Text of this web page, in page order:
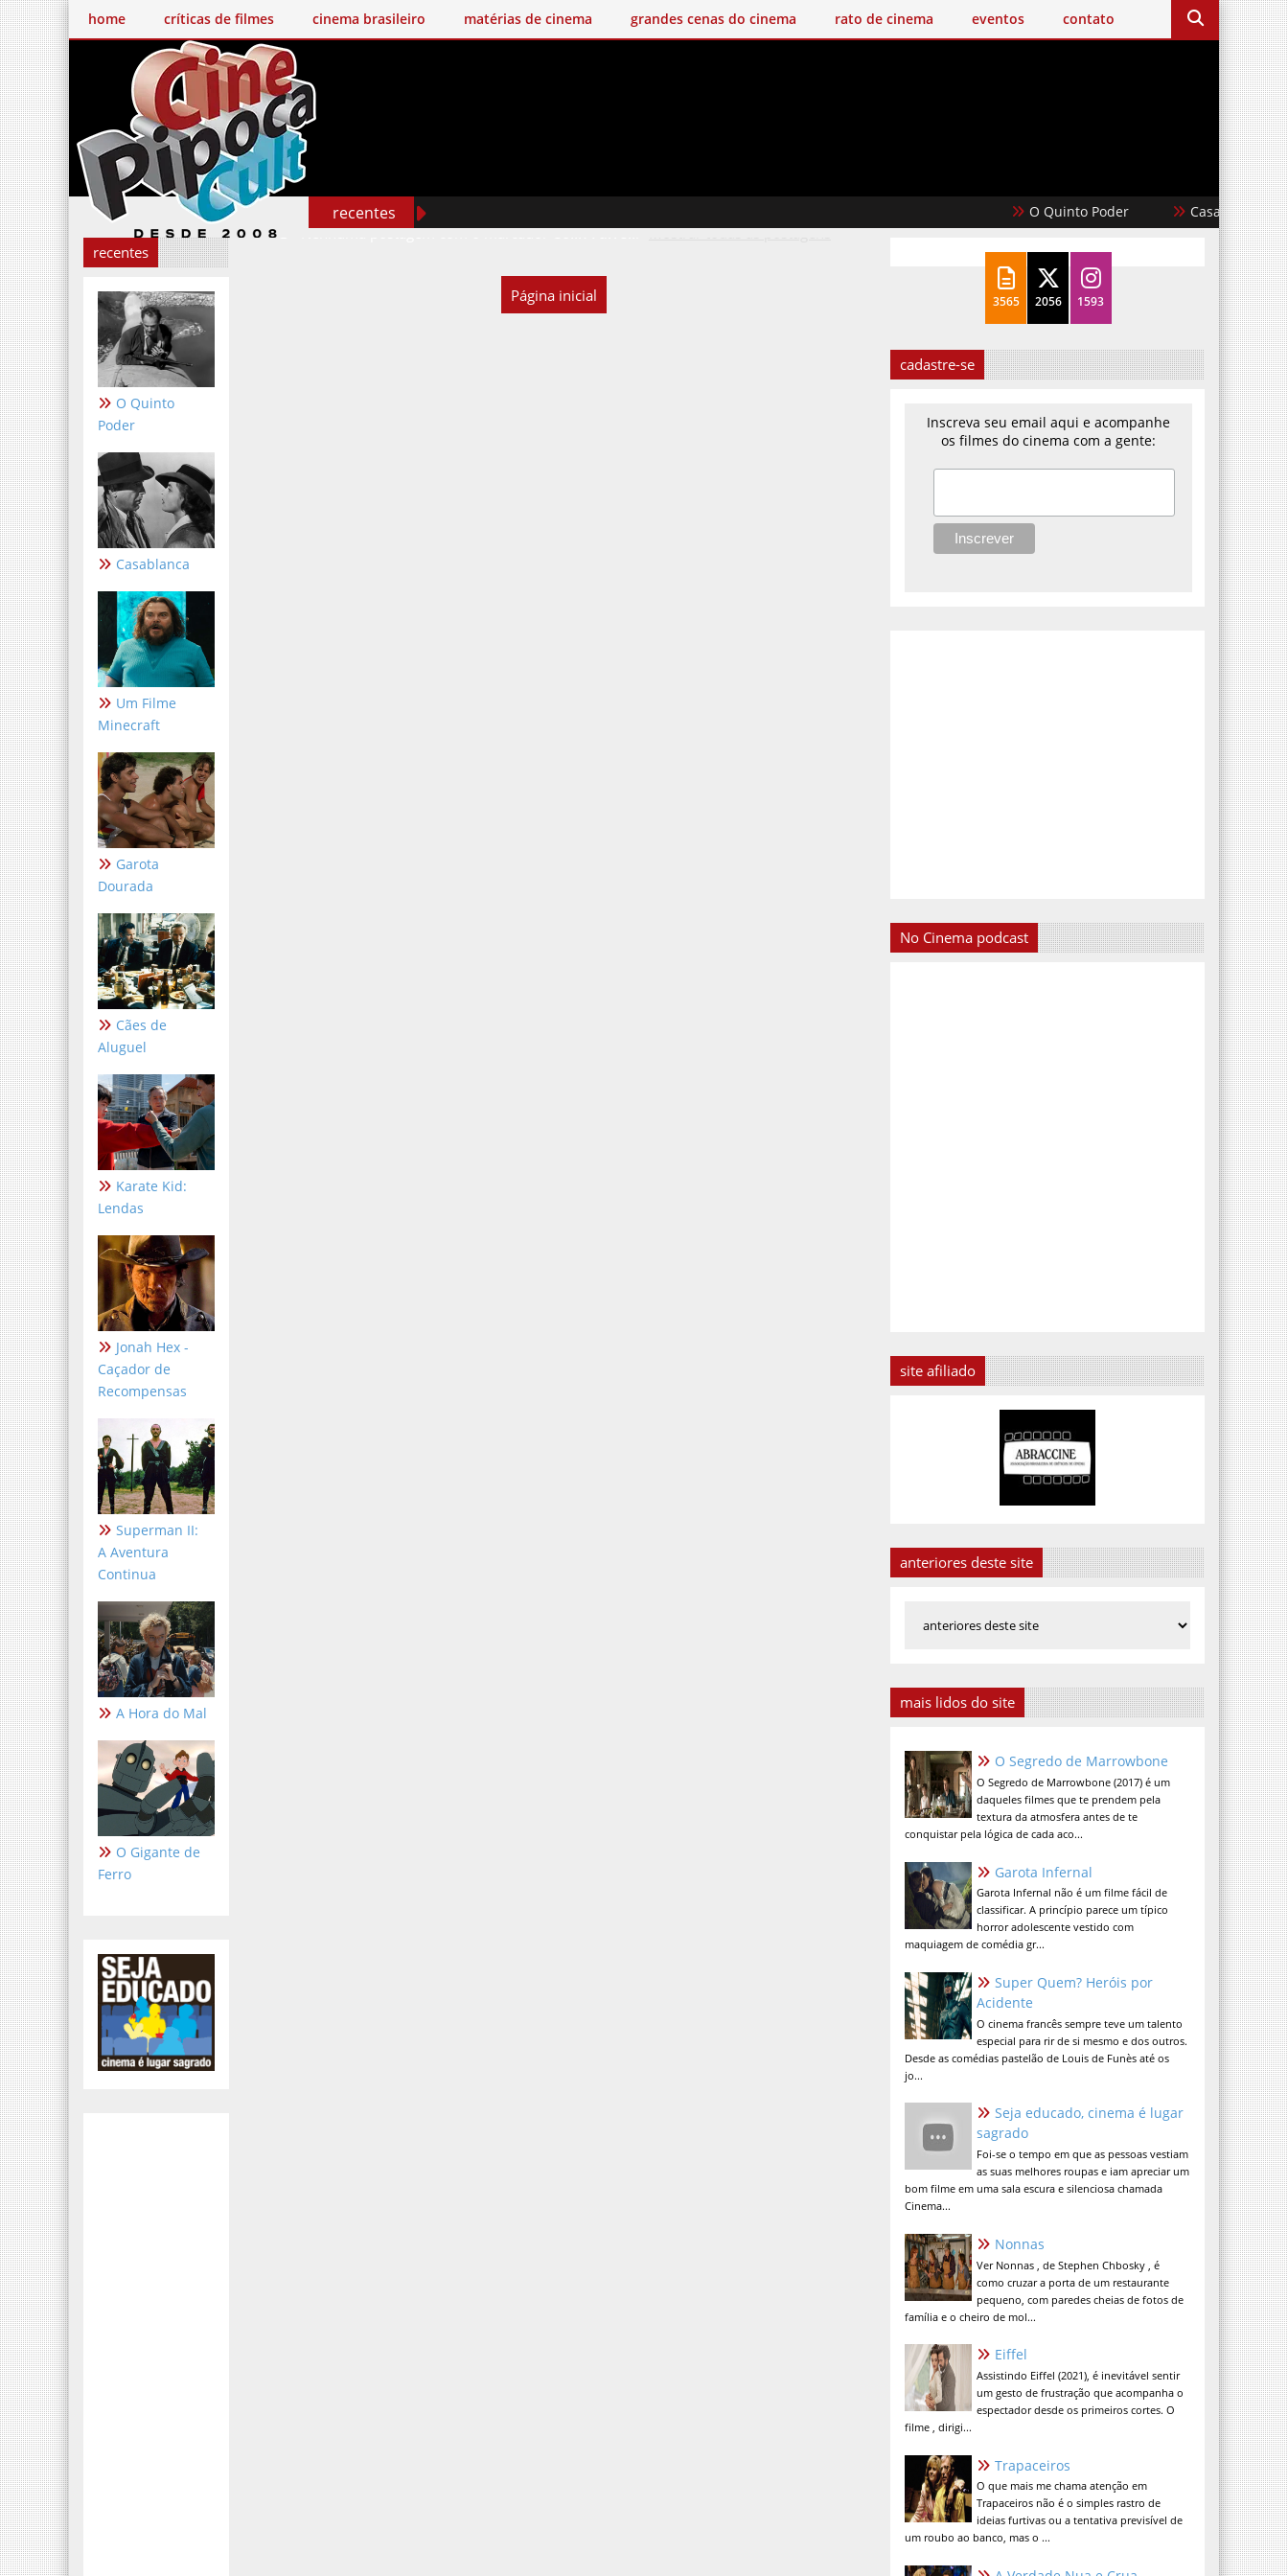
home críticas de filmes cinema brasileiro matérias de cinema grandes cenas do cinema rato de cinema eventos contato
recentes O Quinto Poder Casablanca
recentes
O Quinto
Poder
Casablanca
Um Filme
Minecraft
Garota
Dourada
Cães de
Aluguel
Karate Kid:
Lendas
Jonah Hex -
Caçador de
Recompensas
Superman II:
A Aventura
Continua
A Hora do Mal
O Gigante de
Ferro
Nenhuma postagem com o marcadorColin Farrell. Mostrar todas as postagens
Página inicial 3565 2056 1593
cadastre-se
Inscreva seu email aqui e acompanhe
os filmes do cinema com a gente:
No Cinema podcast
site afiliado
anteriores deste site
mais lidos do site
O Segredo de Marrowbone
O Segredo de Marrowbone (2017) é um
daqueles filmes que te prendem pela
textura da atmosfera antes de te
conquistar pela lógica de cada aco...
Garota Infernal
Garota Infernal não é um filme fácil de
classificar. A princípio parece um típico
horror adolescente vestido com
maquiagem de comédia gr...
Super Quem? Heróis por
Acidente
O cinema francês sempre teve um talento
especial para rir de si mesmo e dos outros.
Desde as comédias pastelão de Louis de Funès até os
jo...
Seja educado, cinema é lugar
sagrado
Foi-se o tempo em que as pessoas vestiam
as suas melhores roupas e iam apreciar um
bom filme em uma sala escura e silenciosa chamada
Cinema...
Nonnas
Ver Nonnas , de Stephen Chbosky , é
como cruzar a porta de um restaurante
pequeno, com paredes cheias de fotos de
família e o cheiro de mol...
Eiffel
Assistindo Eiffel (2021), é inevitável sentir
um gesto de frustração que acompanha o
espectador desde os primeiros cortes. O
filme , dirigi...
Trapaceiros
O que mais me chama atenção em
Trapaceiros não é o simples rastro de
ideias furtivas ou a tentativa previsível de
um roubo ao banco, mas o ...